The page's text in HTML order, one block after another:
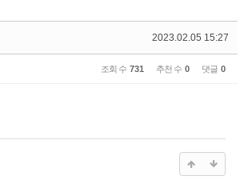
2023.02.05 15:27
조회 수 731 추천 수 0 댓글 0